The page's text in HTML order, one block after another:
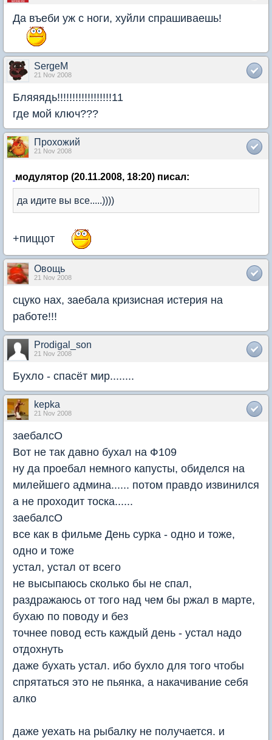
Да въеби уж с ноги, хуйли спрашиваешь!
SergeM
21 Nov 2008
Бляяядь!!!!!!!!!!!!!!!!!!11
где мой ключ???
Прохожий
21 Nov 2008
модулятор (20.11.2008, 18:20) писал:
да идите вы все.....))))
+пиццот
Овощь
21 Nov 2008
сцуко нах, заебала кризисная истерия на
работе!!!
Prodigal_son
21 Nov 2008
Бухло - спасёт мир........
kepka
21 Nov 2008
заебалсО
Вот не так давно бухал на Ф109
ну да проебал немного капусты, обиделся на
милейшего админа...... потом правдо извинился
а не проходит тоска......
заебалсО
все как в фильме День сурка - одно и тоже,
одно и тоже
устал, устал от всего
не высыпаюсь сколько бы не спал,
раздражаюсь от того над чем бы ржал в марте,
бухаю по поводу и без
точнее повод есть каждый день - устал надо
отдохнуть
даже бухать устал. ибо бухло для того чтобы
спрятаться это не пьянка, а накачивание себя
алко
даже уехать на рыбалку не получается. и